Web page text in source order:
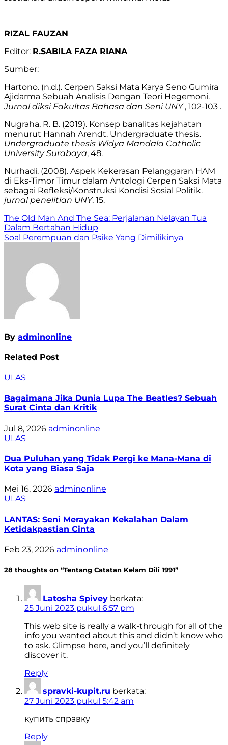
RIZAL FAUZAN
Editor: R.SABILA FAZA RIANA
Sumber:
Hartono. (n.d.). Cerpen Saksi Mata Karya Seno Gumira
Ajidarma Sebuah Analisis Dengan Teori Hegemoni.
Jurnal diksi Fakultas Bahasa dan Seni UNY, 102-103 .
Nugraha, R. B. (2019). Konsep banalitas kejahatan
menurut Hannah Arendt. Undergraduate thesis.
Undergraduate thesis Widya Mandala Catholic
University Surabaya, 48.
Nurhadi. (2008). Aspek Kekerasan Pelanggaran HAM
di Eks-Timor Timur dalam Antologi Cerpen Saksi Mata
sebagai Refleksi/Konstruksi Kondisi Sosial Politik.
jurnal penelitian UNY, 15.
Navigasi
pos
The Old Man And The Sea: Perjalanan Nelayan Tua
Dalam Bertahan Hidup
Soal Perempuan dan Psike Yang Dimilikinya
By adminonline
Related Post
ULAS
Bagaimana Jika Dunia Lupa The Beatles? Sebuah
Surat Cinta dan Kritik
Jul 8, 2026 adminonline
ULAS
Dua Puluhan yang Tidak Pergi ke Mana-Mana di
Kota yang Biasa Saja
Mei 16, 2026 adminonline
ULAS
LANTAS: Seni Merayakan Kekalahan Dalam
Ketidakpastian Cinta
Feb 23, 2026 adminonline
28 thoughts on “Tentang Catatan Kelam Dili 1991”
Latosha Spivey berkata:
25 Juni 2023 pukul 6:57 pm
This web site is really a walk-through for all of the
info you wanted about this and didn’t know who
to ask. Glimpse here, and you’ll definitely
discover it.
Reply
spravki-kupit.ru berkata:
27 Juni 2023 pukul 5:42 am
купить справку
Reply